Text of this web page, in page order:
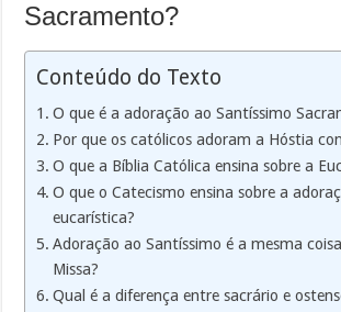
Sacramento?
Conteúdo do Texto
O que é a adoração ao Santíssimo
Por que os católicos adoram a Hóstia
O que a Bíblia Católica ensina sobre a
O que o Catecismo ensina sobre a
eucarística?
Adoração ao Santíssimo é a mesma
Missa?
Qual é a diferença entre sacrário e